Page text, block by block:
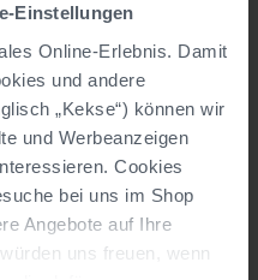
Einstellungen
Online-Erlebnis. Damit
und andere
„Kekse“) können wir
und Werbeanzeigen
Cookies
bei uns im Shop
Angebote auf Ihre
uns freuen, wenn
Elasthan (Single-
EN ISO 15797:
Trocknung getestet